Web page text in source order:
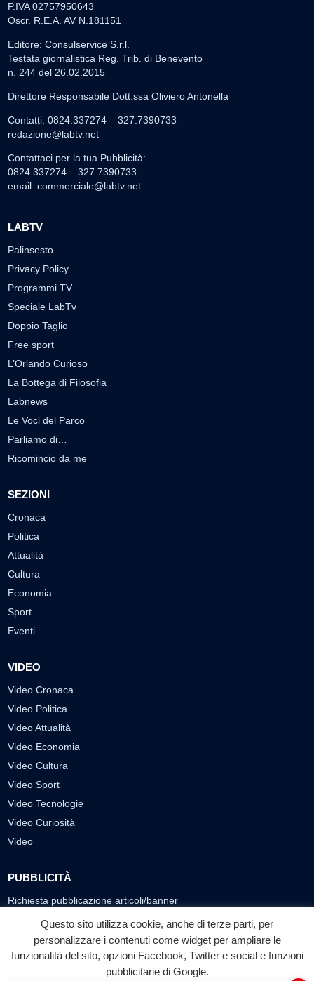
P.IVA 02757950643
Oscr. R.E.A. AV N.181151
Editore: Consulservice S.r.l.
Testata giornalistica Reg. Trib. di Benevento
n. 244 del 26.02.2015
Direttore Responsabile Dott.ssa Oliviero Antonella
Contatti: 0824.337274 – 327.7390733
redazione@labtv.net
Contattaci per la tua Pubblicità:
0824.337274 – 327.7390733
email: commerciale@labtv.net
LABTV
Palinsesto
Privacy Policy
Programmi TV
Speciale LabTv
Doppio Taglio
Free sport
L’Orlando Curioso
La Bottega di Filosofia
Labnews
Le Voci del Parco
Parliamo di…
Ricomincio da me
SEZIONI
Cronaca
Politica
Attualità
Cultura
Economia
Sport
Eventi
VIDEO
Video Cronaca
Video Politica
Video Attualità
Video Economia
Video Cultura
Video Sport
Video Tecnologie
Video Curiosità
Video
PUBBLICITÀ
Richiesta pubblicazione articoli/banner
SEGUICI SUI SOCIAL
f ◎ ▶
Questo sito utilizza cookie, anche di terze parti, per
personalizzare i contenuti come widget per ampliare le
funzionalità del sito, opzioni Facebook, Twitter e social e funzioni
pubblicitarie di Google.